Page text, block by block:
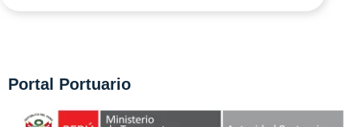
Portal Portuario